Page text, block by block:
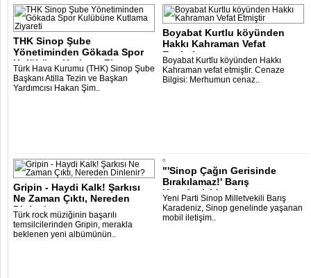
THK Sinop Şube
Yönetiminden Gökada Spor
Kulübüne Kutlama Ziy..
Türk Hava Kurumu (THK) Sinop Şube
Başkanı Atilla Tezin ve Başkan
Yardımcısı Hakan Şim..
Boyabat Kurtlu köyünden
Hakkı Kahraman Vefat
Etmiştir
Boyabat Kurtlu köyünden Hakkı
Kahraman vefat etmiştir. Cenaze
Bilgisi: Merhumun cenaz..
Gripin - Haydi Kalk! Şarkısı
Ne Zaman Çıktı, Nereden
Dinleni..
Türk rock müziğinin başarılı
temsilcilerinden Gripin, merakla
beklenen yeni albümünün..
"'Sinop Çağın Gerisinde
Bırakılamaz!' Barış
Karadeniz’den Aç..
Yeni Parti Sinop Milletvekili Barış
Karadeniz, Sinop genelinde yaşanan
mobil iletişim..